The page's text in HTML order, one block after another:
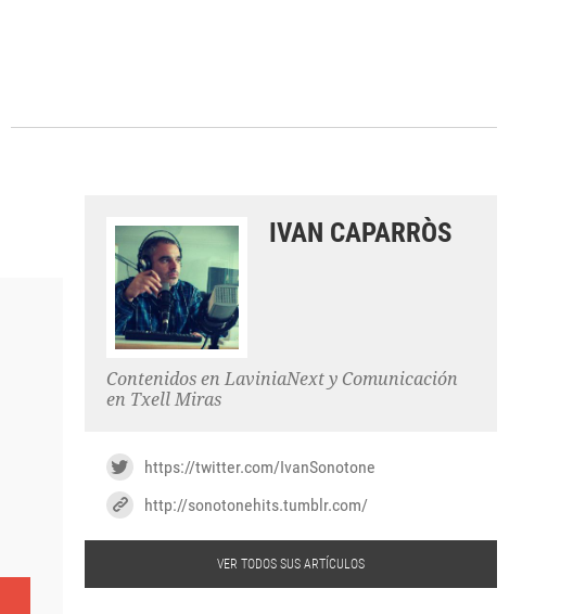
IVAN CAPARRÒS
Contenidos en LaviniaNext y Comunicación
en Txell Miras
https://twitter.com/IvanSonotone
http://sonotonehits.tumblr.com/
VER TODOS SUS ARTÍCULOS